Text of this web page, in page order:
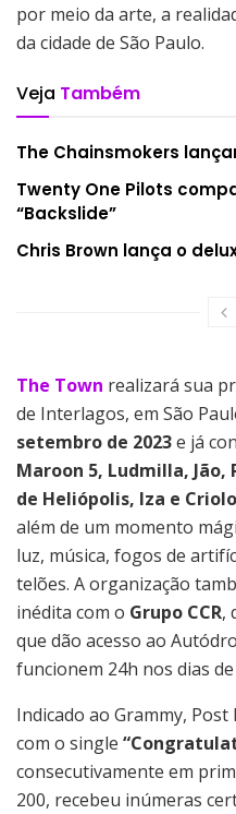
por meio da arte, a
da cidade de São Paulo.
Veja Também
The Chainsmokers
Twenty One Pilots
“Backslide”
Chris Brown lança o deluxe
The Town realizará sua
de Interlagos, em São
setembro de 2023e já
Maroon 5, Ludmilla, Jão,
de Heliópolis, Iza e Criolo
além de um momento
luz, música, fogos de
telões. A organização
inédita com o Grupo CCR,
que dão acesso ao
funcionem 24h nos dias
Indicado ao Grammy,
com o single
consecutivamente em
200, recebeu inúmeras